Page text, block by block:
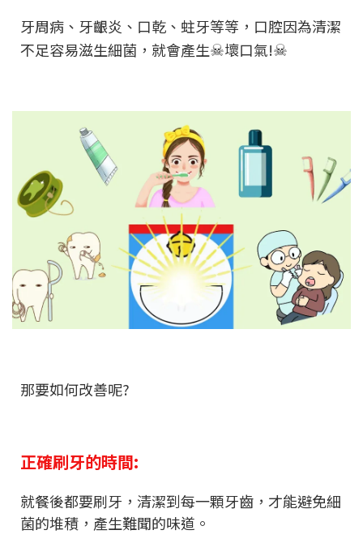
牙周病、牙齦炎、口乾、蛀牙等等，口腔因為清潔
不足容易滋生細菌，就會產生☠壞口氣!☠
那要如何改善呢?
正確刷牙的時間:
就餐後都要刷牙，清潔到每一顆牙齒，才能避免細
菌的堆積，產生難聞的味道。